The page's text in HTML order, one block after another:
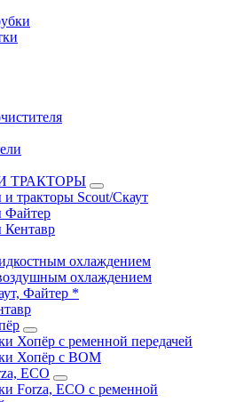
ТРАКТОРЫ
тракторы Scout/Скаут
Файтер
охлаждением
охлаждением
Файтер *
Хопёр с ременной передачей
Хопёр с ВОМ
ECO
Forza, ЕСО с ременной